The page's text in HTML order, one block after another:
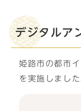
デジタルア
姫路市の都市
を実施しました